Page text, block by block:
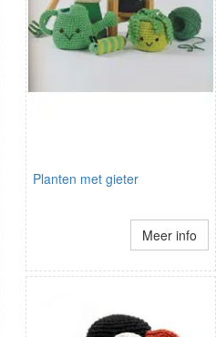
Planten met gieter
Meer info